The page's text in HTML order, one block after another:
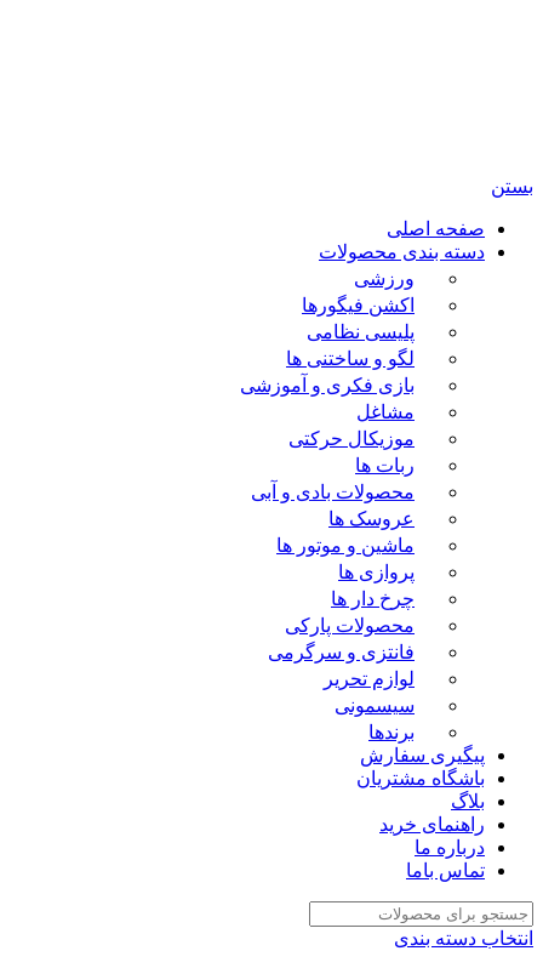
بستن
صفحه اصلی
دسته بندی محصولات
ورزشی
اکشن فیگورها
پلیسی نظامی
لگو و ساختنی ها
بازی فکری و آموزشی
مشاغل
موزیکال حرکتی
ربات ها
محصولات بادی و آبی
عروسک ها
ماشین و موتور ها
پروازی ها
چرخ دار ها
محصولات پارکی
فانتزی و سرگرمی
لوازم تحریر
سیسمونی
برندها
پیگیری سفارش
باشگاه مشتریان
بلاگ
راهنمای خرید
درباره ما
تماس باما
انتخاب دسته بندی